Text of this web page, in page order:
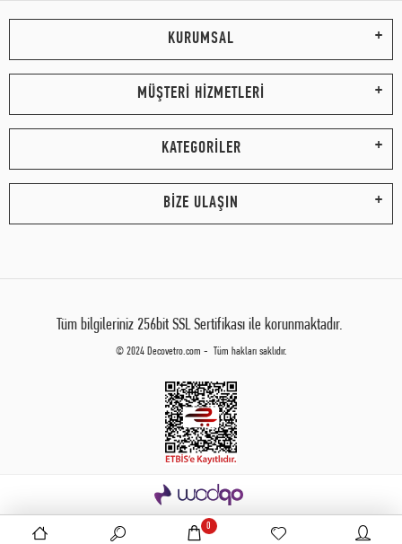
KURUMSAL
MÜŞTERİ HİZMETLERİ
KATEGORİLER
BİZE ULAŞIN
Tüm bilgileriniz 256bit SSL Sertifikası ile korunmaktadır.
© 2024 Decovetro.com - Tüm hakları saklıdır.
0